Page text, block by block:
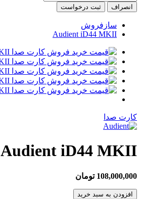
انصراف ثبت درخواست
سازفروش
Audient iD44 MKII
کارت صدا
Audient iD44 MKII
108,000,000 تومان
افزودن به سبد خرید